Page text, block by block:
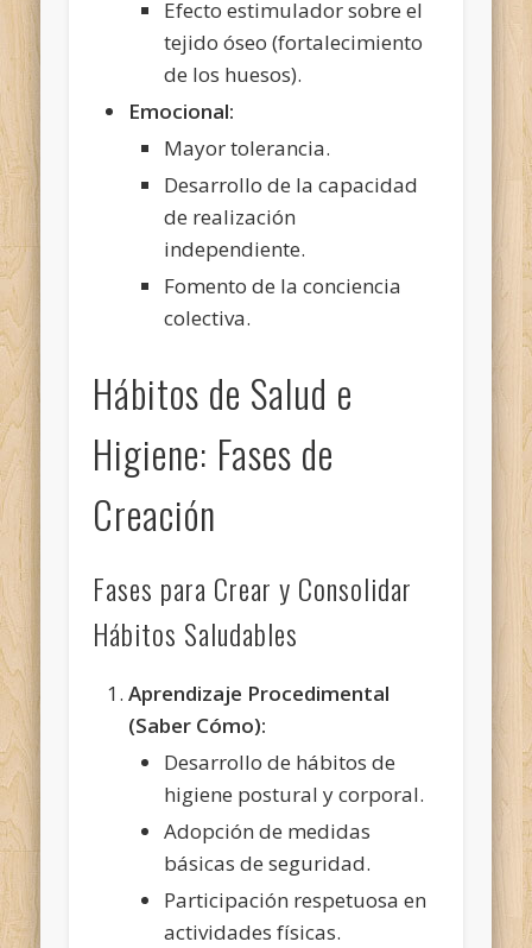
Efecto estimulador sobre el
tejido óseo (fortalecimiento
de los huesos).
Emocional:
Mayor tolerancia.
Desarrollo de la capacidad
de realización
independiente.
Fomento de la conciencia
colectiva.
Hábitos de Salud e
Higiene: Fases de
Creación
Fases para Crear y Consolidar
Hábitos Saludables
Aprendizaje Procedimental
(Saber Cómo):
Desarrollo de hábitos de
higiene postural y corporal.
Adopción de medidas
básicas de seguridad.
Participación respetuosa en
actividades físicas.